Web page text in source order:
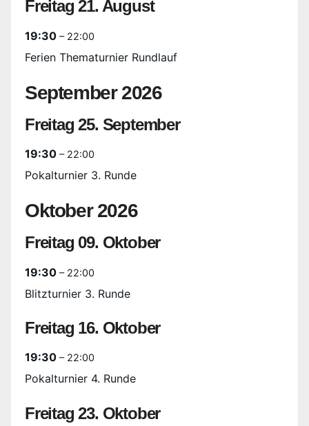
Freitag 21. August
19:30 – 22:00
Ferien Thematurnier Rundlauf
September 2026
Freitag 25. September
19:30 – 22:00
Pokalturnier 3. Runde
Oktober 2026
Freitag 09. Oktober
19:30 – 22:00
Blitzturnier 3. Runde
Freitag 16. Oktober
19:30 – 22:00
Pokalturnier 4. Runde
Freitag 23. Oktober